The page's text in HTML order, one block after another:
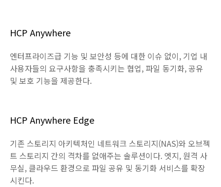
HCP Anywhere
엔터프라이즈급 기능 및 보안성 등에 대한 이슈 없이, 기업 내
사용자들의 요구사항을 충족시키는 협업, 파일 동기화, 공유
및 보호 기능을 제공한다.
HCP Anywhere Edge
기존 스토리지 아키텍처인 네트워크 스토리지(NAS)와 오브젝
트 스토리지 간의 격차를 없애주는 솔루션이다. 엣지, 원격 사
무실, 클라우드 환경으로 파일 공유 및 동기화 서비스를 확장
시킨다.